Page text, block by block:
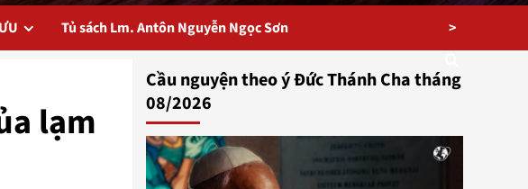
Tủ sách Lm. Antôn Nguyễn Ngọc Sơn >
lạm
Cầu nguyện theo ý Đức Thánh Cha tháng
08/2026